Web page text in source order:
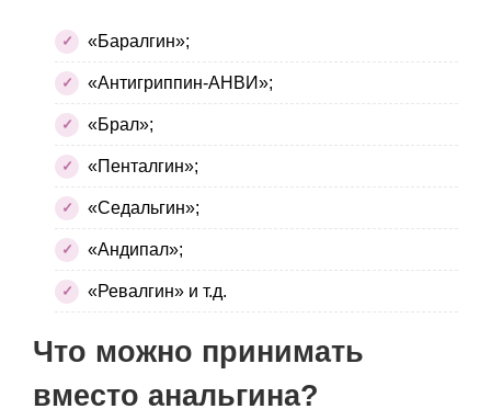
«Баралгин»;
«Антигриппин-АНВИ»;
«Брал»;
«Пенталгин»;
«Седальгин»;
«Андипал»;
«Ревалгин» и т.д.
Что можно принимать
вместо анальгина?